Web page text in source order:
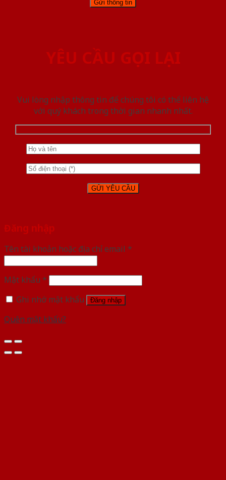
YÊU CẦU GỌI LẠI
Vui lòng nhập thông tin để chúng tôi có thể liên hệ
với quý khách trong thời gian nhanh nhất.
Đăng nhập
Tên tài khoản hoặc địa chỉ email *
Mật khẩu *
Ghi nhớ mật khẩu
Đăng nhập
Quên mật khẩu?